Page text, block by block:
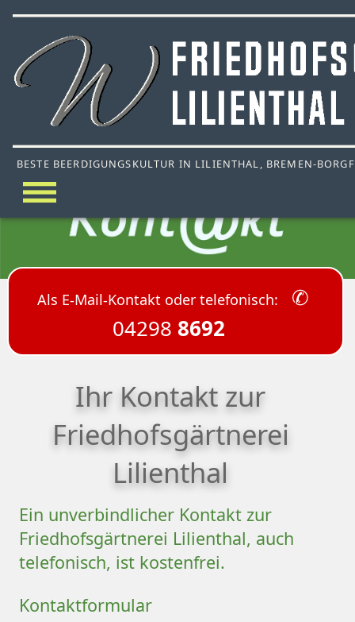
BESTE BEERDIGUNGSKULTUR IN LILIENTHAL, BREMEN-
Als E-Mail-Kontakt oder telefonisch:
✆
04298 8692
Ihr Kontakt zur
Friedhofsgärtnerei
Lilienthal
Ein unverbindlicher Kontakt zur
Friedhofsgärtnerei Lilienthal, auch
telefonisch, ist kostenfrei.
Kontaktformular